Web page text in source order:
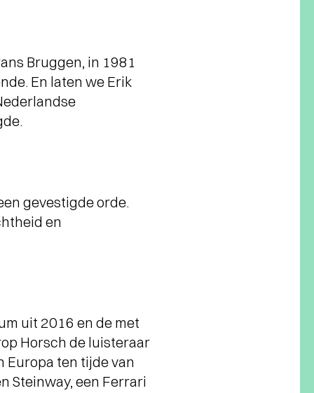
Bruggen, in 1981
En laten we Erik
gevestigde orde.
en
uit 2016 en de met
Horsch de luisteraar
Europa ten tijde van
Steinway, een Ferrari